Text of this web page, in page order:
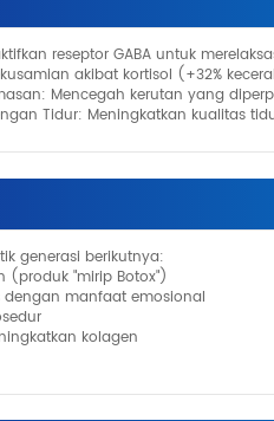
reseptor GABA untuk
akibat kortisol (+32%
Mencegah kerutan yang
Tidur: Meningkatkan kualitas
generasi berikutnya:
(produk "mirip Botox")
dengan manfaat emosional
kolagen